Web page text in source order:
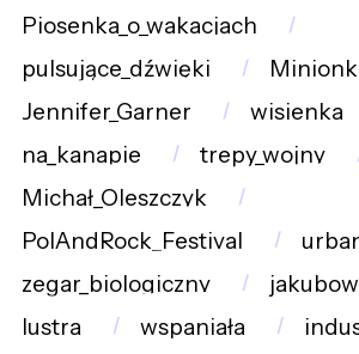
Piosenka_o_wakacjach
pulsujące_dźwięki
Jennifer_Garner
wisienka
na_kanapie
trepy_wojny
Michał_Oleszczyk
PolAndRock_Festival
zegar_biologiczny
lustra
wspaniała